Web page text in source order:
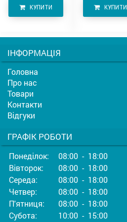
КУПИТИ КУПИТИ
ІНФОРМАЦІЯ
Головна
Про нас
Товари
Контакти
Відгуки
ГРАФІК РОБОТИ
Понеділок:
08:00 - 18:00
Вівторок:
08:00 - 18:00
Середа:
08:00 - 18:00
Четвер:
08:00 - 18:00
П'ятниця:
08:00 - 18:00
Субота:
10:00 - 15:00